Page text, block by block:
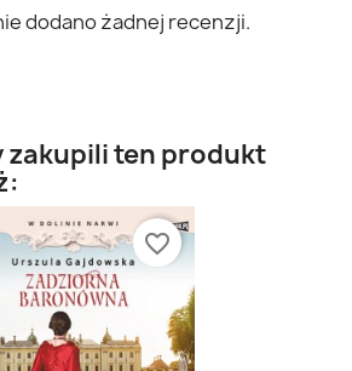
dodano żadnej recenzji.
zakupili ten produkt
favorite_border